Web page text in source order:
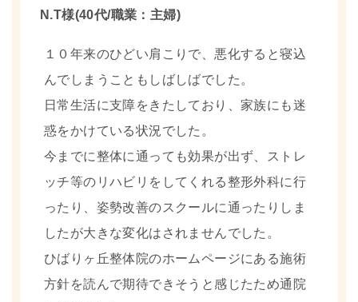
N.T様(40代/職業：主婦)
１０年来のひどい肩こりで、悪化すると寝込
んでしまうこともしばしばでした。
日常生活に支障をきたしており、家族にも迷
惑をかけている状況でした。
今までに整体に通っても効果が出ず、ストレ
ッチ等のリハビリをしてくれる整形外科に行
ったり、姿勢改善のスクールに通ったりしま
したが大きな変化はされませんでした。
ひばりヶ丘整体院のホームページにある施術
方針を読んで期待できそうと感じたため通院